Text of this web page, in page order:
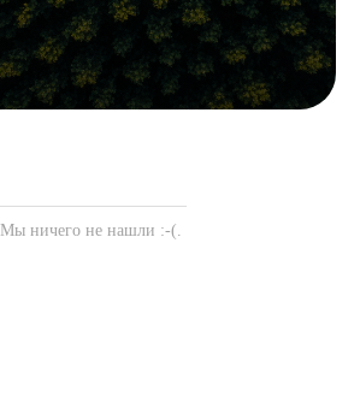
Мы ничего не нашли :-(.